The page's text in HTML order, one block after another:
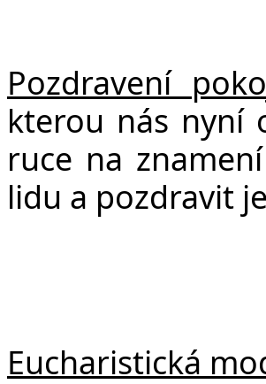
Pozdravení
kterou nás nyní
ruce na
lidu a pozdravit
Eucharistická